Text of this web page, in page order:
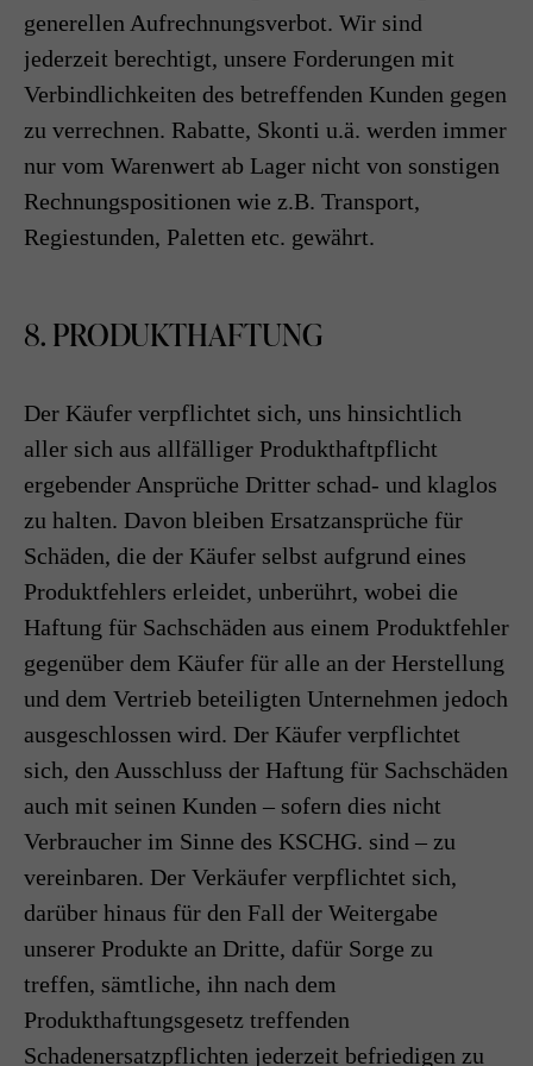
generellen Aufrechnungsverbot. Wir sind
jederzeit berechtigt, unsere Forderungen mit
Verbindlichkeiten des betreffenden Kunden gegen
zu verrechnen. Rabatte, Skonti u.ä. werden immer
nur vom Warenwert ab Lager nicht von sonstigen
Rechnungspositionen wie z.B. Transport,
Regiestunden, Paletten etc. gewährt.
8. PRODUKTHAFTUNG
Der Käufer verpflichtet sich, uns hinsichtlich
aller sich aus allfälliger Produkthaftpflicht
ergebender Ansprüche Dritter schad- und klaglos
zu halten. Davon bleiben Ersatzansprüche für
Schäden, die der Käufer selbst aufgrund eines
Produktfehlers erleidet, unberührt, wobei die
Haftung für Sachschäden aus einem Produktfehler
gegenüber dem Käufer für alle an der Herstellung
und dem Vertrieb beteiligten Unternehmen jedoch
ausgeschlossen wird. Der Käufer verpflichtet
sich, den Ausschluss der Haftung für Sachschäden
auch mit seinen Kunden – sofern dies nicht
Verbraucher im Sinne des KSCHG. sind – zu
vereinbaren. Der Verkäufer verpflichtet sich,
darüber hinaus für den Fall der Weitergabe
unserer Produkte an Dritte, dafür Sorge zu
treffen, sämtliche, ihn nach dem
Produkthaftungsgesetz treffenden
Schadenersatzpflichten jederzeit befriedigen zu